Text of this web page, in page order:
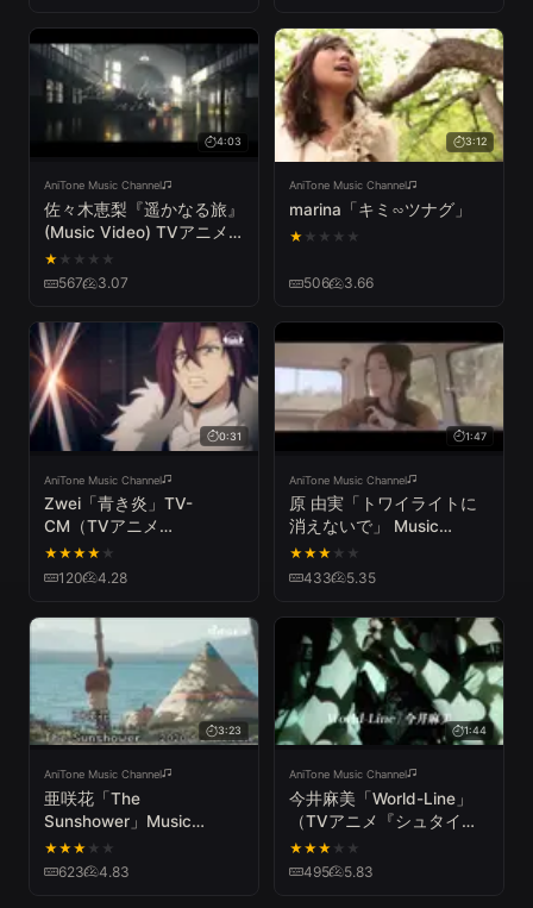
ver.
4:03
AniTone Music Channel
佐々木恵梨『遥かなる旅』
(Music Video) TVアニメ
「BAKUMATSU」EDテー
マ
★ ★ ★ ★ ★
567 3.07
3:12
AniTone Music Channel
marina「キミ∽ツナグ」
★ ★ ★ ★ ★
506 3.66
0:31
AniTone Music Channel
Zwei「青き炎」TV-
CM（TVアニメ
『BAKUMATSUクライシ
ス』EDテーマ）
★★★★ ★
120 4.28
1:47
AniTone Music Channel
原 由実「トワイライトに
消えないで」 Music
Video（ショートサイズ）
/ TVアニメ『俺がお嬢様学
てゲッツされた件』エンデ
ィング
★★★ ★ ★
433 5.35
3:23
AniTone Music Channel
亜咲花「The
Sunshower」Music
Video（ショートアニメ
「へやキャン△」主題歌）
★★★ ★ ★
623 4.83
1:44
AniTone Music Channel
今井麻美「World-Line」
（TVアニメ『シュタイン
ズ・ゲート ゼロ』後期ED
テーマ）Short Music
★★★ ★ ★
495 5.83